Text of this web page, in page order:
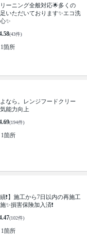
ーニング全般対応🌟多くの
いただいております✨エコ洗
✨
(43件)
箇所
なら。レンジフードクリー
能力向上
(194件)
1箇所
績❗️】施工から7日以内の再施工
✨損害保険加入済❗️
(102件)
1箇所